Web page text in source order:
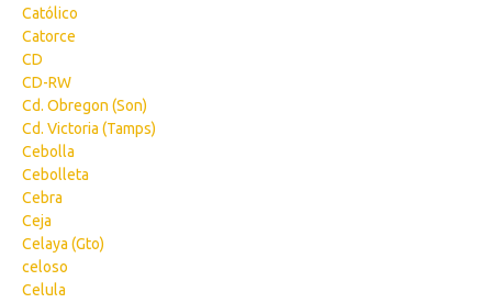
Católico
Catorce
CD
CD-RW
Cd. Obregon (Son)
Cd. Victoria (Tamps)
Cebolla
Cebolleta
Cebra
Ceja
Celaya (Gto)
celoso
Celula